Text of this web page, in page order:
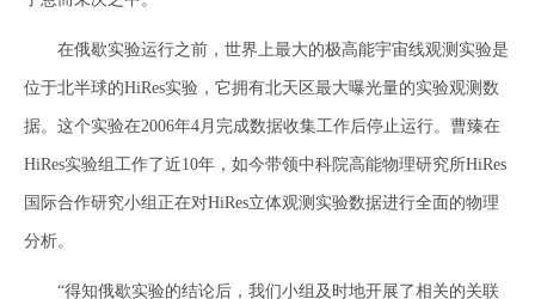
在俄歇实验运行之前，世界上最大的极高能宇宙线观测实验是
位于北半球的HiRes实验，它拥有北天区最大曝光量的实验观测数
据。这个实验在2006年4月完成数据收集工作后停止运行。曹臻在
HiRes实验组工作了近10年，如今带领中科院高能物理研究所HiRes
国际合作研究小组正在对HiRes立体观测实验数据进行全面的物理
分析。
“得知俄歇实验的结论后，我们小组及时地开展了相关的关联